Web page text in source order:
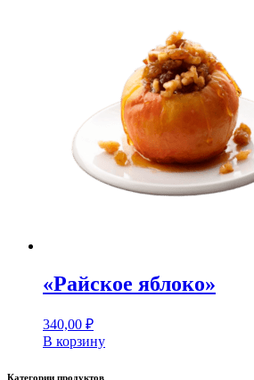
«Райское яблоко»
340,00 ₽
В корзину
Категории продуктов